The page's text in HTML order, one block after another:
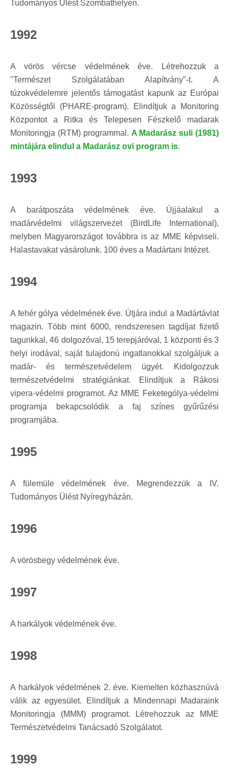
Tudományos Ülést Szombathelyen.
1992
A vörös vércse védelmének éve. Létrehozzuk a
"Természet Szolgálatában Alapítvány"-t. A
túzokvédelemre jelentős támogatást kapunk az Európai
Közösségtől (PHARE-program). Elindítjuk a Monitoring
Központot a Ritka és Telepesen Fészkelő madarak
Monitoringja (RTM) programmal. A Madarász suli (1981)
mintájára elindul a Madarász ovi program is.
1993
A barátposzáta védelmének éve. Újjáalakul a
madárvédelmi világszervezet (BirdLife International),
melyben Magyarországot továbbra is az MME képviseli.
Halastavakat vásárolunk. 100 éves a Madártani Intézet.
1994
A fehér gólya védelmének éve. Útjára indul a Madártávlat
magazin. Több mint 6000, rendszeresen tagdíjat fizető
tagunkkal, 46 dolgozóval, 15 terepjáróval, 1 központi és 3
helyi irodával, saját tulajdonú ingatlanokkal szolgáljuk a
madár- és természetvédelem ügyét. Kidolgozzuk
természetvédelmi stratégiánkat. Elindítjuk a Rákosi
vipera-védelmi programot. Az MME Feketególya-védelmi
programja bekapcsolódik a faj színes gyűrűzési
programjába.
1995
A fülemüle védelmének éve. Megrendezzük a IV.
Tudományos Ülést Nyíregyházán.
1996
A vörösbegy védelmének éve.
1997
A harkályok védelmének éve.
1998
A harkályok védelmének 2. éve. Kiemelten közhasznúvá
válik az egyesület. Elindítjuk a Mindennapi Madaraink
Monitoringja (MMM) programot. Létrehozzuk az MME
Természetvédelmi Tanácsadó Szolgálatot.
1999